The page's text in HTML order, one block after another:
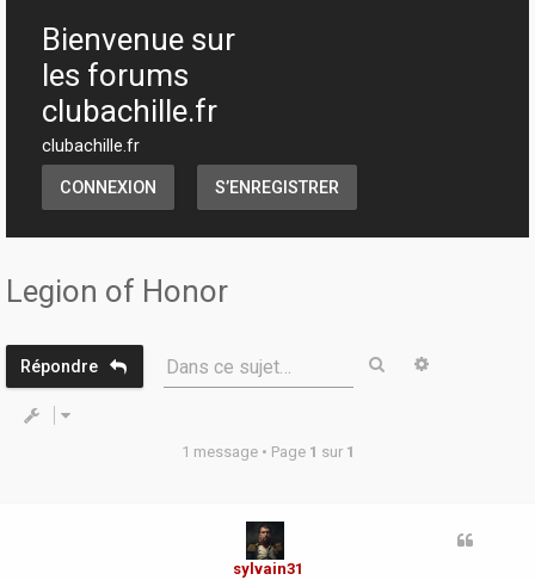
Bienvenue sur
les forums
clubachille.fr
clubachille.fr
CONNEXION S’ENREGISTRER
Legion of Honor
Répondre Dans ce sujet… Rechercher
1 message • Page 1 sur 1
sylvain31